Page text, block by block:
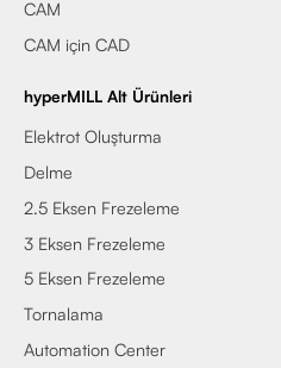
CAM
CAM için CAD
hyperMILL Alt Ürünleri
Elektrot Oluşturma
Delme
2.5 Eksen Frezeleme
3 Eksen Frezeleme
5 Eksen Frezeleme
Tornalama
Automation Center